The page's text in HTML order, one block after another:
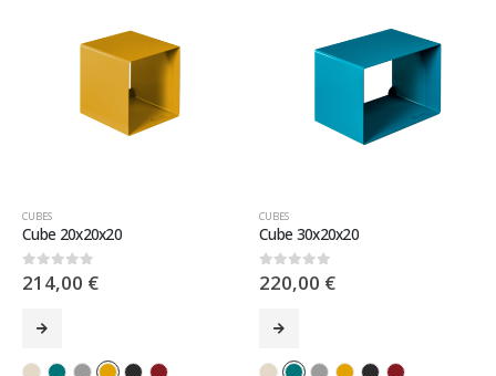
CUBES
Cube 20x20x20
0sur 5
214,00 €
CUBES
Cube 30x20x20
0sur 5
220,00 €